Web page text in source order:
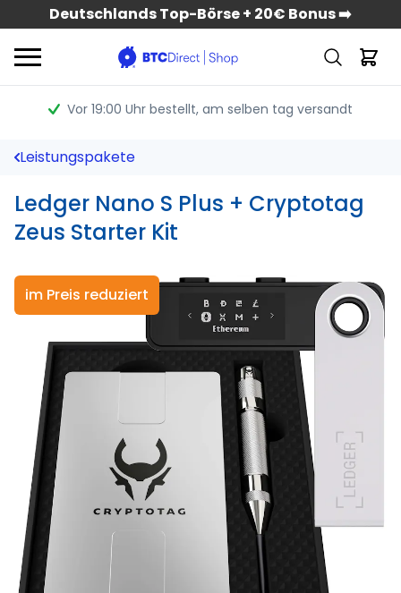
Deutschlands Top-Börse + 20€ Bonus ➡️
Vor 19:00 Uhr bestellt, am selben tag versandt
Leistungspakete
Ledger Nano S Plus + Cryptotag
Zeus Starter Kit
im Preis reduziert